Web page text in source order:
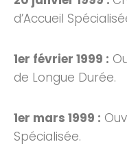
d’Accueil
1er février 1999 :
de Longue Durée.
1er mars 1999 :
Spécialisée.